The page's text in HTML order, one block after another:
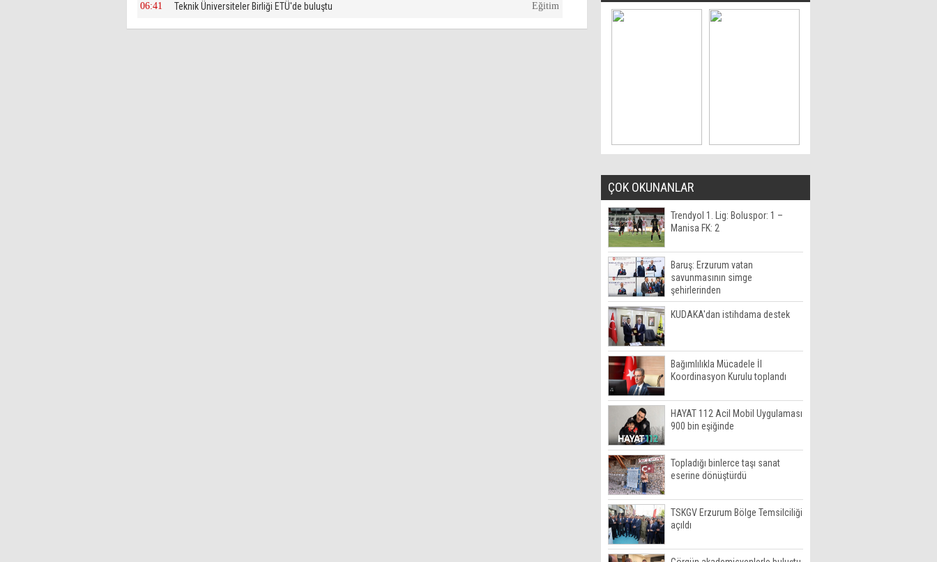
06:41 Teknik Üniversiteler Birliği ETÜ'de buluştu Eğitim
ÇOK OKUNANLAR
Trendyol 1. Lig: Boluspor: 1 –
Manisa FK: 2
Baruş: Erzurum vatan
savunmasının simge
şehirlerinden
KUDAKA'dan istihdama destek
Bağımlılıkla Mücadele İl
Koordinasyon Kurulu toplandı
HAYAT 112 Acil Mobil Uygulaması
900 bin eşiğinde
Topladığı binlerce taşı sanat
eserine dönüştürdü
TSKGV Erzurum Bölge Temsilciliği
açıldı